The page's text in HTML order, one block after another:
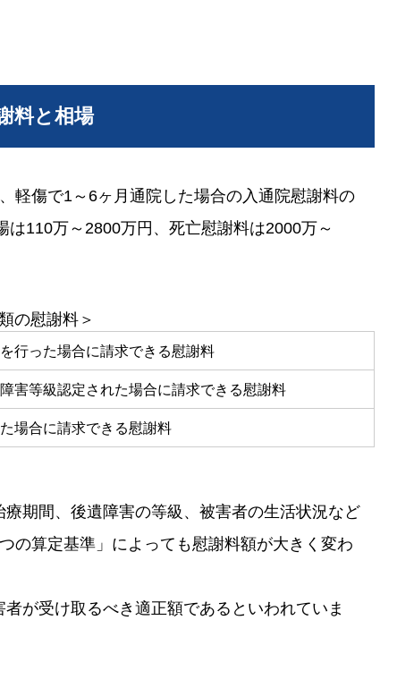
料と相場
軽傷で1～6ヶ月通院した場合の入通院慰謝料の
110万～2800万円、死亡慰謝料は2000万～
の慰謝料＞
行った場合に請求できる慰謝料
害等級認定された場合に請求できる慰謝料
場合に請求できる慰謝料
期間、後遺障害の等級、被害者の生活状況など
の算定基準」によっても慰謝料額が大きく変わ
が受け取るべき適正額であるといわれていま